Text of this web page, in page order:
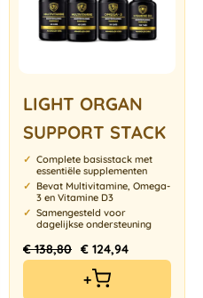
LIGHT ORGAN
SUPPORT STACK
Complete basisstack met
essentiële supplementen
Bevat Multivitamine, Omega-
3 en Vitamine D3
Samengesteld voor
dagelijkse ondersteuning
€138,80 € 124,94
+